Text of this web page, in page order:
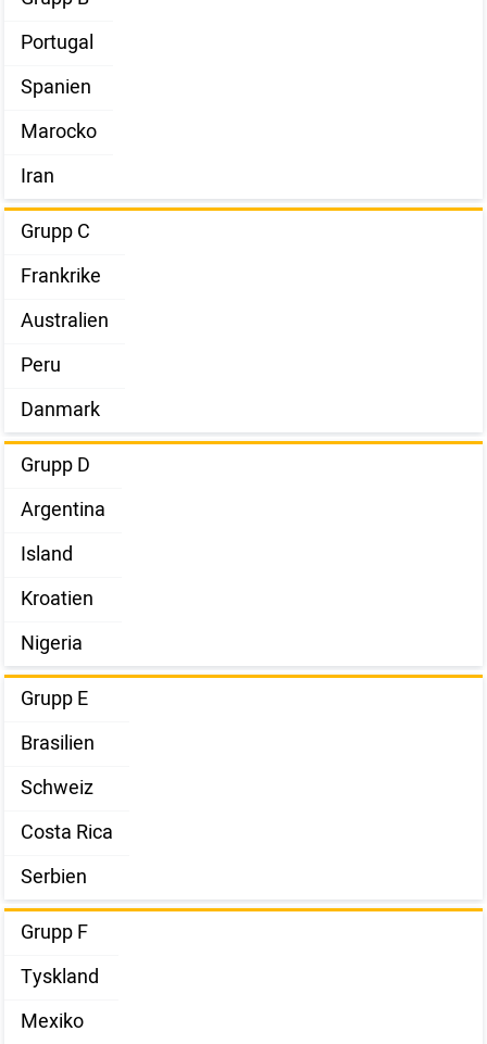
Portugal
Spanien
Marocko
Iran
Grupp C
Frankrike
Australien
Peru
Danmark
Grupp D
Argentina
Island
Kroatien
Nigeria
Grupp E
Brasilien
Schweiz
Costa Rica
Serbien
Grupp F
Tyskland
Mexiko